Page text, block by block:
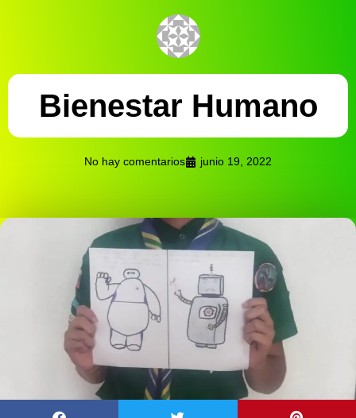
Bienestar Humano
No hay comentarios junio 19, 2022